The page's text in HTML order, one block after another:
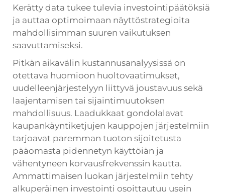
Kerätty data tukee tulevia investointipäätöksiä
ja auttaa optimoimaan näyttöstrategioita
mahdollisimman suuren vaikutuksen
saavuttamiseksi.
Pitkän aikavälin kustannusanalyysissä on
otettava huomioon huoltovaatimukset,
uudelleenjärjestelyyn liittyvä joustavuus sekä
laajentamisen tai sijaintimuutoksen
mahdollisuus. Laadukkaat gondolalavat
kaupankäyntiketjujen kauppojen järjestelmiin
tarjoavat paremman tuoton sijoitetusta
pääomasta pidennetyn käyttöiän ja
vähentyneen korvausfrekvenssin kautta.
Ammattimaisen luokan järjestelmiin tehty
alkuperäinen investointi osoittautuu usein